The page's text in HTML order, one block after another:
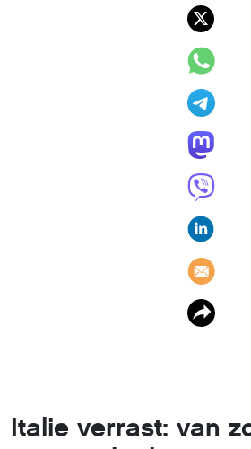
Italie verrast: van